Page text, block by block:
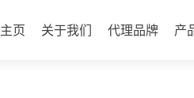
至
主页 关于我们 代理品牌 产